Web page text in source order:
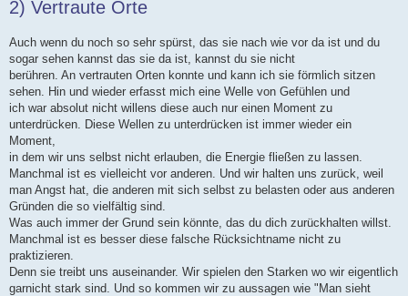
i
t
g
2) Vertraute Orte
Auch wenn du noch so sehr spürst, das sie nach wie vor da ist und du
sogar sehen kannst das sie da ist, kannst du sie nicht
berühren. An vertrauten Orten konnte und kann ich sie förmlich sitzen
sehen. Hin und wieder erfasst mich eine Welle von Gefühlen und
ich war absolut nicht willens diese auch nur einen Moment zu
unterdrücken. Diese Wellen zu unterdrücken ist immer wieder ein
Moment,
in dem wir uns selbst nicht erlauben, die Energie fließen zu lassen.
Manchmal ist es vielleicht vor anderen. Und wir halten uns zurück, weil
man Angst hat, die anderen mit sich selbst zu belasten oder aus anderen
Gründen die so vielfältig sind.
Was auch immer der Grund sein könnte, das du dich zurückhalten willst.
Manchmal ist es besser diese falsche Rücksichtname nicht zu
praktizieren.
Denn sie treibt uns auseinander. Wir spielen den Starken wo wir eigentlich
garnicht stark sind. Und so kommen wir zu aussagen wie "Man sieht